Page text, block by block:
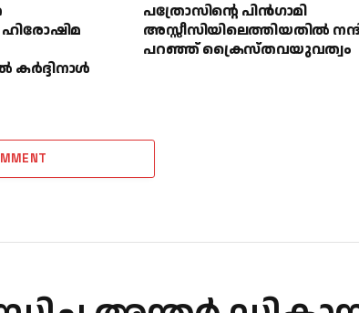
കർദ്ദിനാൾ
പത്രോസിന്റെ പിൻഗാമി
അസ്സീസിയിലെത്തിയതിൽ
പറഞ്ഞ് ക്രൈസ്തവയുവത്വം